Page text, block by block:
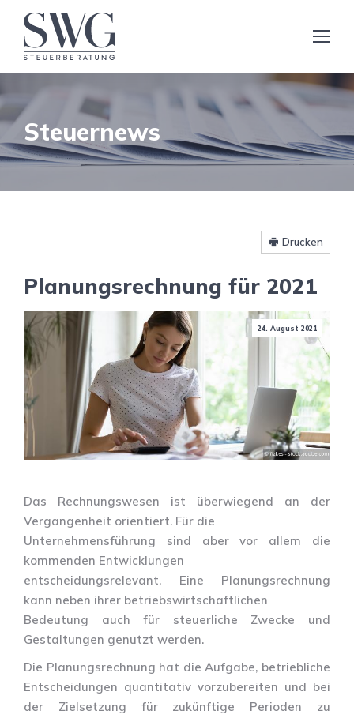
Steuernews
Drucken
Planungsrechnung für 2021
24. August 2021
Das Rechnungswesen ist überwiegend an der
Vergangenheit orientiert. Für die
Unternehmensführung sind aber vor allem die
kommenden Entwicklungen
entscheidungsrelevant. Eine Planungsrechnung
kann neben ihrer betriebswirtschaftlichen
Bedeutung auch für steuerliche Zwecke und
Gestaltungen genutzt werden.
Die Planungsrechnung hat die Aufgabe, betriebliche
Entscheidungen quantitativ vorzubereiten und bei
der Zielsetzung für zukünftige Perioden zu